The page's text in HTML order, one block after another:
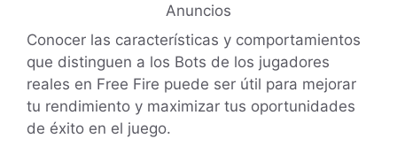
Anuncios
Conocer las características y comportamientos
que distinguen a los Bots de los jugadores
reales en Free Fire puede ser útil para mejorar
tu rendimiento y maximizar tus oportunidades
de éxito en el juego.